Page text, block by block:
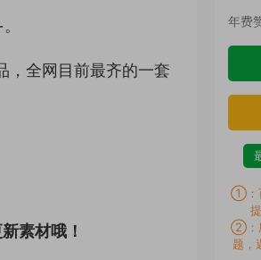
，全网目前最齐的一套
素材哦！
年费
①：
②：
题，